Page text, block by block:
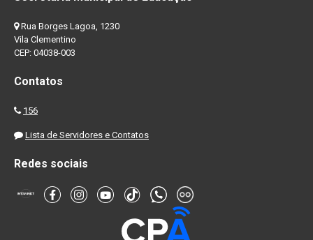
Rua Borges Lagoa, 1230
Vila Clementino
CEP: 04038-003
Contatos
156
Lista de Servidores e Contatos
Redes sociais